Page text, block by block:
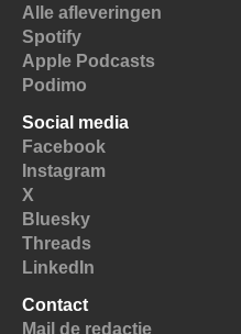
Alle afleveringen
Spotify
Apple Podcasts
Podimo
Social media
Facebook
Instagram
X
Bluesky
Threads
LinkedIn
Contact
Mail de redactie